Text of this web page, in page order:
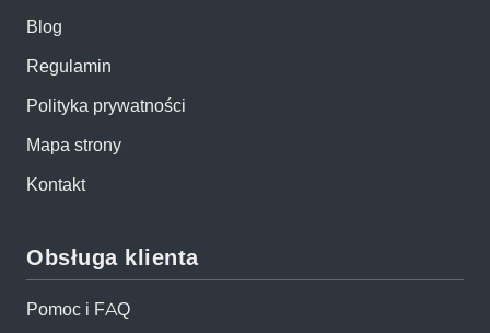
Blog
Regulamin
Polityka prywatności
Mapa strony
Kontakt
Obsługa klienta
Pomoc i FAQ